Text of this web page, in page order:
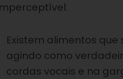
Existem alimentos
agindo como
cordas vocais e na